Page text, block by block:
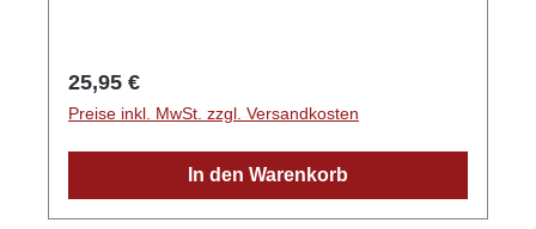
die Holzfasslagerung angeht war es genauso
selbstverständlich eine Veredelung im
Eichenfass vorzunehmen. %Vol. 42 0,5 Liter
GPSR-Informationen HerstellerFirma: Obsthof
Regulärer Preis:
25,95 €
Preise inkl. MwSt. zzgl. Versandkosten
In den Warenkorb